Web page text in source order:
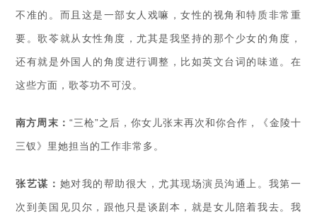
不准的。而且这是一部女人戏嘛，女性的视角和特质非常重
要。歌苓就从女性角度，尤其是我坚持的那个少女的角度，
还有就是外国人的角度进行调整，比如英文台词的味道。在
这些方面，歌苓功不可没。
南方周末： “三枪”之后，你女儿张末再次和你合作，《金陵十
三钗》里她担当的工作非常多。
张艺谋： 她对我的帮助很大，尤其现场演员沟通上。我第一
次到美国见贝尔，跟他只是谈剧本，就是女儿陪着我去。我